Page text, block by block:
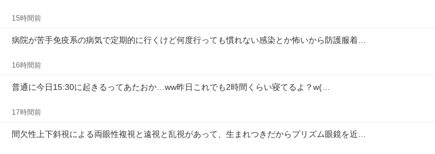
15時間前
病院が苦手免疫系の病気で定期的に行くけど何度行っても慣れない感染とか怖いから防護服着…
16時間前
普通に今日15:30に起きるってあたおか…ww昨日これでも2時間くらい寝てるよ？w(…
17時間前
間欠性上下斜視による両眼性複視と遠視と乱視があって、生まれつきだからプリズム眼鏡を近…